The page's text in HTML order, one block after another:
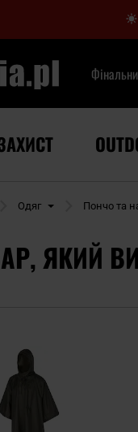
Одяг Пончо та
ЯКИЙ